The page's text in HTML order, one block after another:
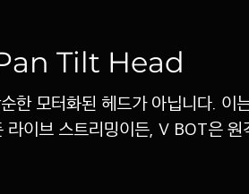
Tilt Head
한 모터화된 헤드가 아닙니다. 이
라이브 스트리밍이든, V BOT은